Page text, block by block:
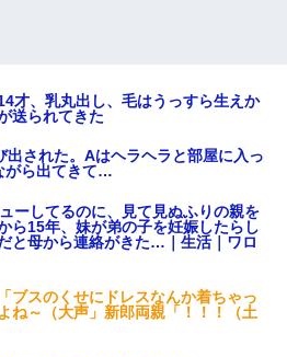
才、乳丸出し、毛はうっすら生えか
送られてきた
出された。Aはヘラヘラと部屋に入っ
がら出てきて…
ーしてるのに、見て見ぬふりの親を
ら15年、妹が弟の子を妊娠したらし
と母から連絡がきた…｜生活｜ワロ
ブスのくせにドレスなんか着ちゃっ
ね～（大声」新郎両親「！！！（土